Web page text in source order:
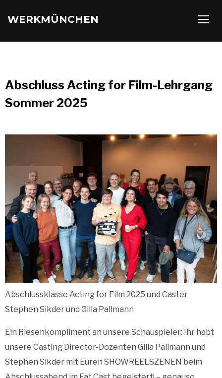
WERKMÜNCHEN
Abschluss Acting for Film-Lehrgang
Sommer 2025
Abschlussklasse Acting for Film 2025 und Caster
Stephen Sikder und Gilla Pallmann
Ein Riesenkompliment an unsere Schauspieler: Ihr habt
unsere Casting Director-Dozenten Gilla Pallmann und
Stephen Sikder mit Euren SHOWREELSZENEN beim